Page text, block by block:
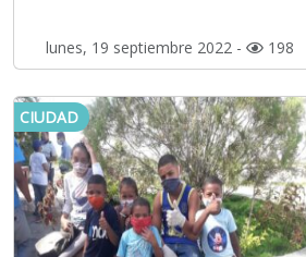
lunes, 19 septiembre 2022 - 198
CIUDAD